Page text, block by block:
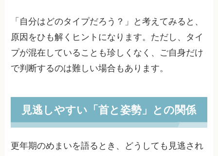
「自分はどのタイプだろう？」と考えてみると、
原因をひも解くヒントになります。ただし、タイ
プが混在していることも珍しくなく、ご自身だけ
で判断するのは難しい場合もあります。
見逃しやすい「首と姿勢」との関係
更年期のめまいを語るとき、どうしても見逃され